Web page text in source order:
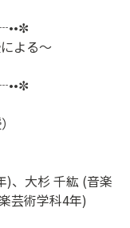
よる〜
)、大杉 千紘 (音楽
芸術学科4年)